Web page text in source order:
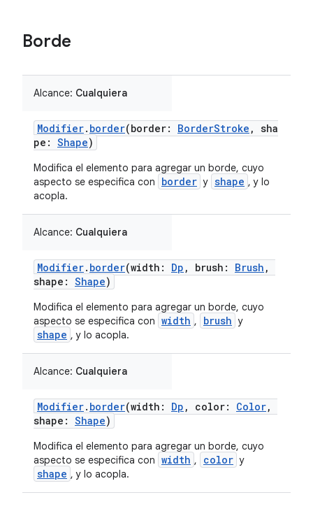
Borde
Alcance: Cualquiera
Modifier. border(border: BorderStroke , sha
pe: Shape)
Modifica el elemento para agregar un borde, cuyo
aspecto se especifica con
border y shape , y lo
acopla.
Alcance: Cualquiera
Modifier. border(width: Dp , brush: Brush ,
shape: Shape)
Modifica el elemento para agregar un borde, cuyo
aspecto se especifica con width , brush y
shape , y lo acopla.
Alcance: Cualquiera
Modifier. border(width: Dp , color: Color,
shape: Shape)
Modifica el elemento para agregar un borde, cuyo
aspecto se especifica con width , color y
shape , y lo acopla.